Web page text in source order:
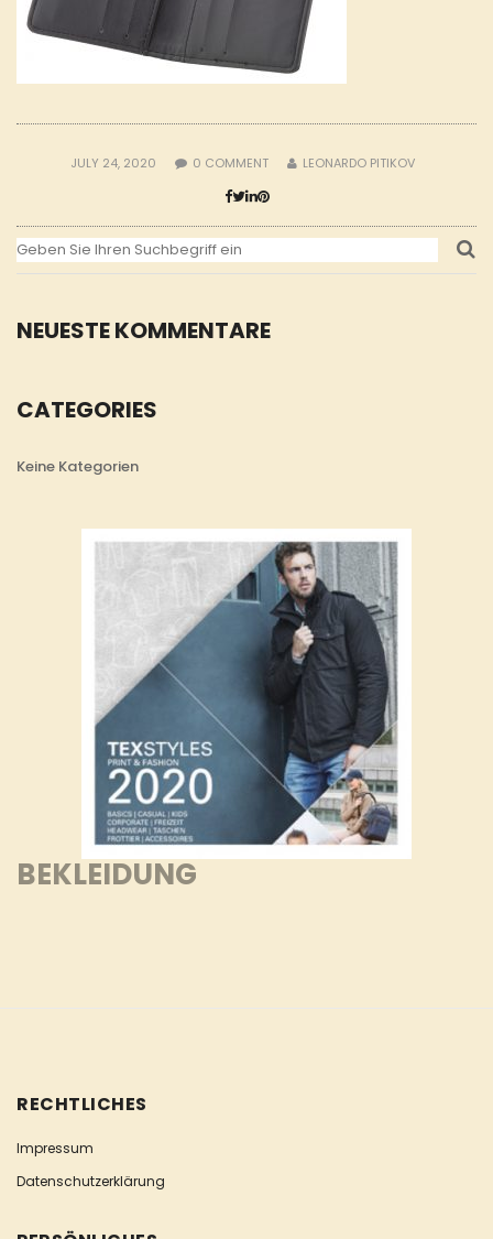
NEUESTE KOMMENTARE
CATEGORIES
Keine Kategorien
BEKLEIDUNG
JULY 24, 2020 0 COMMENT LEONARDO PITIKOV
RECHTLICHES
Impressum
Datenschutzerklärung